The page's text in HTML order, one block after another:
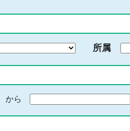
所属
から